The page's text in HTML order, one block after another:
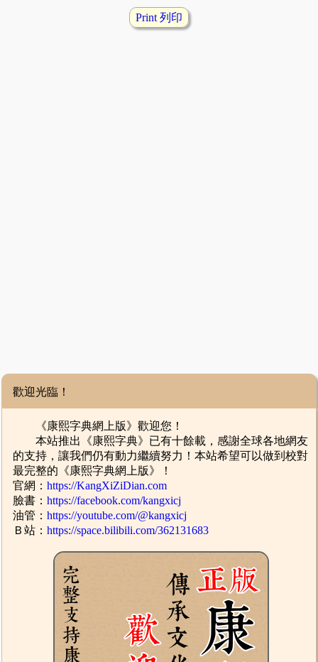
Print 列印
歡迎光臨！
《康熙字典網上版》歡迎您！
本站推出《康熙字典》已有十餘載，感謝全球各地網友
的支持，讓我們仍有動力繼續努力！本站希望可以做到校對
最完整的《康熙字典網上版》！
官網：https://KangXiZiDian.com
臉書：https://facebook.com/kangxicj
油管：https://youtube.com/@kangxicj
Ｂ站：https://space.bilibili.com/362131683